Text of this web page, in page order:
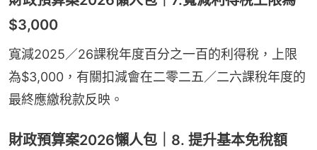
$3,000
寬減2025／26課稅年度百分之一百的利得稅，上限
為$3,000，有關扣減會在二零二五／二六課稅年度的
最終應繳稅款反映。
財政預算案2026懶人包｜8. 提升基本免稅額